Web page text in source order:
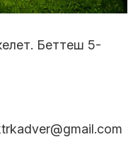
Беттеш 5-